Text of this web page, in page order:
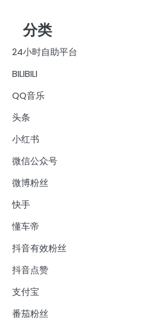
分类
24小时自助平台
BILIBILI
QQ音乐
头条
小红书
微信公众号
微博粉丝
快手
懂车帝
抖音有效粉丝
抖音点赞
支付宝
番茄粉丝